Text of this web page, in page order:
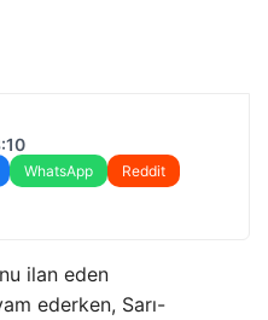
WhatsApp
Reddit
ilan eden
ederken, Sarı-